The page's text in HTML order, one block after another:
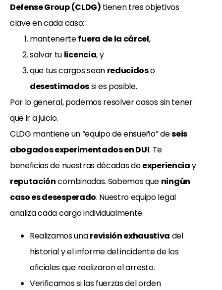
Defense Group (CLDG) tienen tres objetivos
clave en cada caso:
mantenertefuera de la cárcel,
salvar tu licencia, y
que tus cargos sean reducidoso
desestimadossi es posible.
Por lo general, podemos resolver casos sin tener
que ir a juicio.
CLDG mantiene un “equipo de ensueño” deseis
abogados experimentados en DUI. Te
beneficias de nuestras décadas deexperienciay
reputacióncombinadas. Sabemos que ningún
caso es desesperado. Nuestro equipo legal
analiza cada cargo individualmente.
Realizamos unarevisión exhaustiva del
historial y el informe del incidente de los
oficiales que realizaron el arresto.
Verificamos si las fuerzas del orden